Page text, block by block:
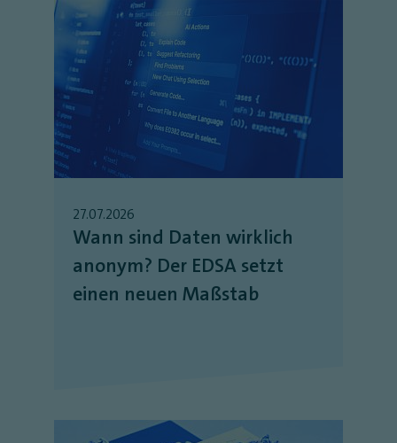
27.07.2026
Wann sind Daten wirklich
anonym? Der EDSA setzt
einen neuen Maßstab